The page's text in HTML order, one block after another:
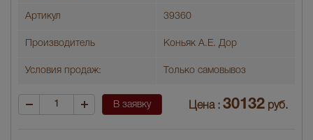
Артикул 39360
Производитель Коньяк А.Е. Дор
Условия продаж: Только самовывоз
В заявку Цена : 30132 руб.